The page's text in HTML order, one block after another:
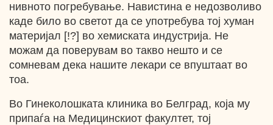
нивното погребување. Навистина е недозволиво
каде било во светот да се употребува тој хуман
материјал [!?] во хемиската индустрија. Не
можам да поверувам во такво нешто и се
сомневам дека нашите лекари се впуштаат во
тоа.
Во Гинеколошката клиника во Белград, која му
припаѓа на Медицинскиот факултет, тој